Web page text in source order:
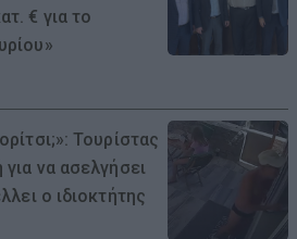
€ για το
Τουρίστας
να ασελγήσει
ο ιδιοκτήτης